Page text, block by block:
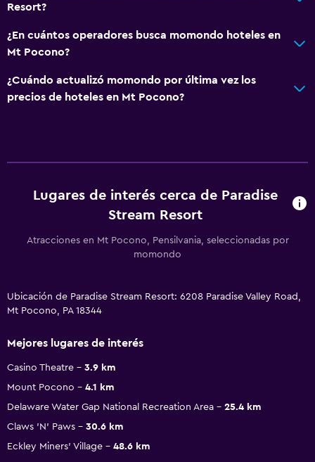
Resort?
¿En cuántos operadores busca momondo hoteles en
Mt Pocono?
¿Cuándo actualizó momondo por última vez los
precios de hoteles en Mt Pocono?
Lugares de interés cerca de Paradise
Stream Resort
Atracciones en Mt Pocono, Pensilvania, seleccionadas por
momondo
Ubicación de Paradise Stream Resort: 6208 Paradise Valley Road,
Mt Pocono, PA 18344
Mejores lugares de interés
Casino Theatre
3.9 km
Mount Pocono
4.1 km
Delaware Water Gap National Recreation Area
25.4 km
Claws 'N' Paws
30.6 km
Eckley Miners' Village
48.6 km